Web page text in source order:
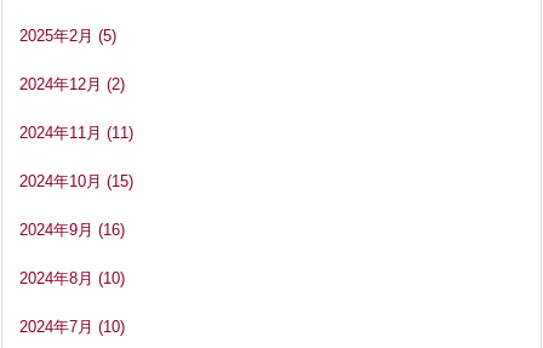
2025年2月 (5)
2024年12月 (2)
2024年11月 (11)
2024年10月 (15)
2024年9月 (16)
2024年8月 (10)
2024年7月 (10)